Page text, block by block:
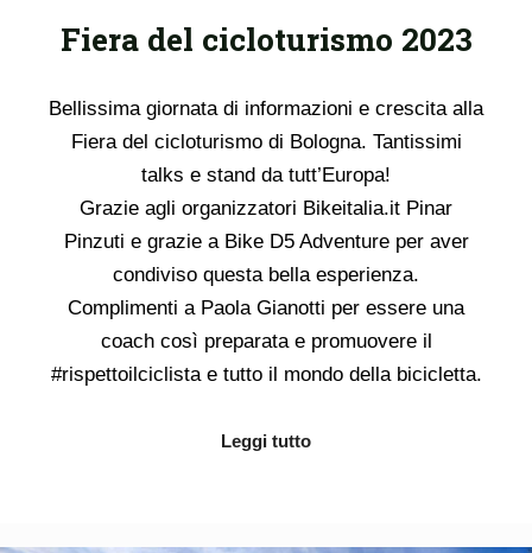
Fiera del cicloturismo 2023
Bellissima giornata di informazioni e crescita alla
Fiera del cicloturismo di Bologna. Tantissimi
talks e stand da tutt’Europa!
Grazie agli organizzatori Bikeitalia.it Pinar
Pinzuti e grazie a Bike D5 Adventure per aver
condiviso questa bella esperienza.
Complimenti a Paola Gianotti per essere una
coach così preparata e promuovere il
#rispettoilciclista e tutto il mondo della bicicletta.
Leggi tutto